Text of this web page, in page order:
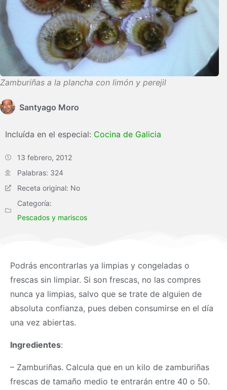
Zamburiñas a la plancha con limón y perejil
Santyago Moro
Incluída en el especial: Cocina de Galicia
13 febrero, 2012
Palabras: 324
Receta original: No
Categoría:
Pescados y mariscos
Podrás encontrarlas ya limpias y congeladas o
frescas sin limpiar. Si son frescas, no las compres
nunca ya limpias, salvo que se trate de alguien de
absoluta confianza, pues deben consumirse en el día
una vez abiertas.
Ingredientes:
– Zamburiñas. Calcula que en un kilo de zamburiñas
frescas de tamaño medio te entrarán entre 40 o 50.